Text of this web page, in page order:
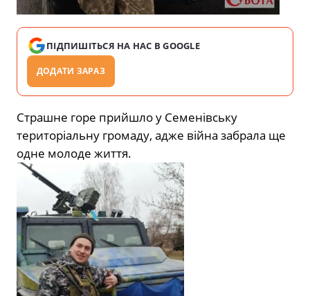
ПІДПИШІТЬСЯ НА НАС В GOOGLE
ДОДАТИ ЗАРАЗ
Страшне горе прийшло у Семенівську
територіальну громаду, адже війна забрала ще
одне молоде життя.